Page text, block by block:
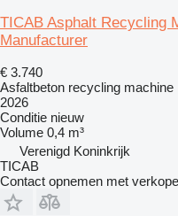
TICAB Asphalt Recycling
Manufacturer
€ 3.740
Asfaltbeton recycling machine
2026
Conditie nieuw
Volume 0,4 m³
Verenigd Koninkrijk
TICAB
Contact opnemen met